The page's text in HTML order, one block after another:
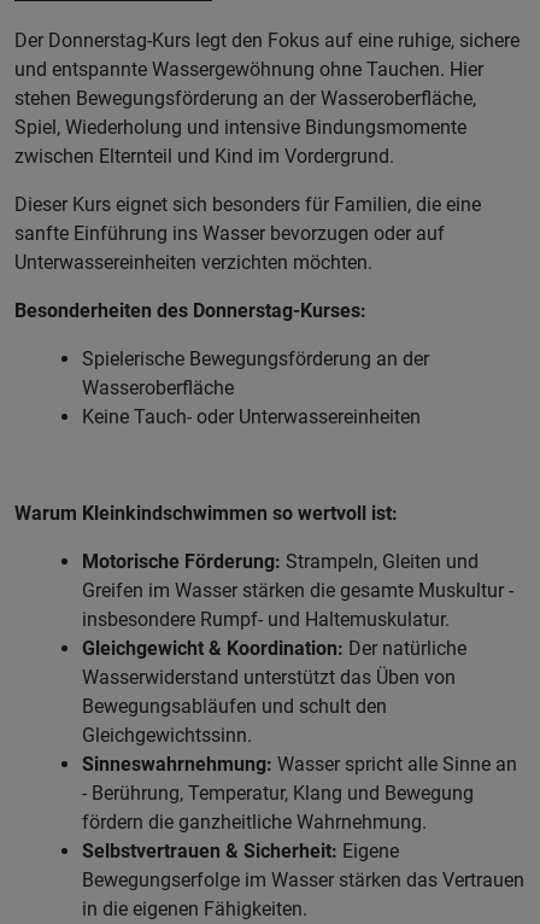
Der Donnerstag-Kurs legt den Fokus auf eine ruhige, sichere
und entspannte Wassergewöhnung ohne Tauchen. Hier
stehen Bewegungsförderung an der Wasseroberfläche,
Spiel, Wiederholung und intensive Bindungsmomente
zwischen Elternteil und Kind im Vordergrund.
Dieser Kurs eignet sich besonders für Familien, die eine
sanfte Einführung ins Wasser bevorzugen oder auf
Unterwassereinheiten verzichten möchten.
Besonderheiten des Donnerstag-Kurses:
Spielerische Bewegungsförderung an der
Wasseroberfläche
Keine Tauch- oder Unterwassereinheiten
Warum Kleinkindschwimmen so wertvoll ist:
Motorische Förderung: Strampeln, Gleiten und
Greifen im Wasser stärken die gesamte Muskultur -
insbesondere Rumpf- und Haltemuskulatur.
Gleichgewicht & Koordination: Der natürliche
Wasserwiderstand unterstützt das Üben von
Bewegungsabläufen und schult den
Gleichgewichtssinn.
Sinneswahrnehmung: Wasser spricht alle Sinne an
- Berührung, Temperatur, Klang und Bewegung
fördern die ganzheitliche Wahrnehmung.
Selbstvertrauen & Sicherheit: Eigene
Bewegungserfolge im Wasser stärken das Vertrauen
in die eigenen Fähigkeiten.